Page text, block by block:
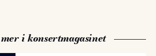
i konsertmagasinet